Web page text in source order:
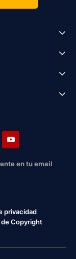
en tu email
privacidad
Copyright